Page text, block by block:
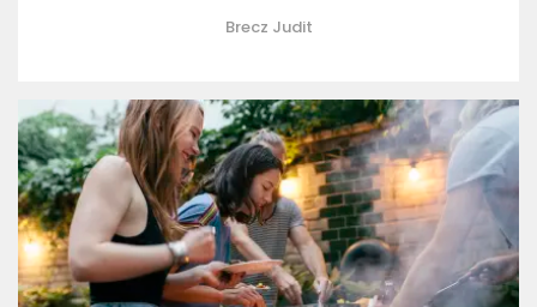
Brecz Judit